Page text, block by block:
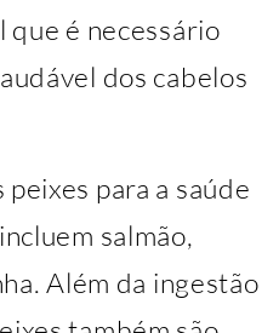
que é necessário
dos cabelos
para a saúde
salmão,
Além da ingestão